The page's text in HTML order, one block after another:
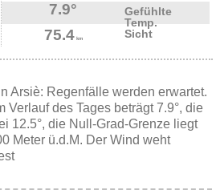
7.9°
Gefühlte
Temp.
75.4km Sicht
Arsiè: Regenfälle werden erwartet.
Verlauf des Tages beträgt 7.9°, die
12.5°, die Null-Grad-Grenze liegt
Meter ü.d.M. Der Wind weht